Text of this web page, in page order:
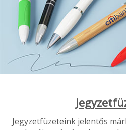
Jegyzetfüzeteink jelentős